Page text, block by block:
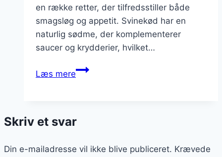
en række retter, der tilfredsstiller både
smagsløg og appetit. Svinekød har en
naturlig sødme, der komplementerer
saucer og krydderier, hvilket…
Læs mereSvinekød
yndlingspastaretter
Skriv et svar
Din e-mailadresse vil ikke blive publiceret. Krævede